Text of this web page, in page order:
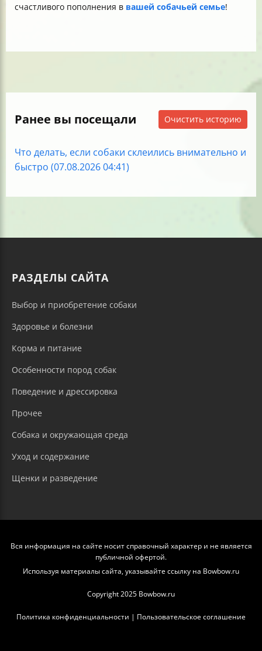
счастливого пополнения в вашей собачьей семье!
Ранее вы посещали Очистить историю
Что делать, если собаки склеились внимательно и
быстро (07.08.2026 04:41)
РАЗДЕЛЫ САЙТА
Выбор и приобретение собаки
Здоровье и болезни
Корма и питание
Особенности пород собак
Поведение и дрессировка
Прочее
Собака и окружающая среда
Уход и содержание
Щенки и разведение
Вся информация на сайте носит справочный характер и не является
публичной офертой.
Используя материалы сайта, указывайте ссылку на Bowbow.ru
Copyright 2025 Bowbow.ru
Политика конфиденциальности | Пользовательское соглашение